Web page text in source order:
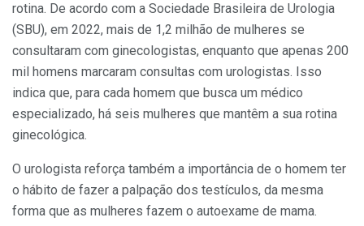
rotina. De acordo com a Sociedade Brasileira de Urologia
(SBU), em 2022, mais de 1,2 milhão de mulheres se
consultaram com ginecologistas, enquanto que apenas 200
mil homens marcaram consultas com urologistas. Isso
indica que, para cada homem que busca um médico
especializado, há seis mulheres que mantêm a sua rotina
ginecológica.
O urologista reforça também a importância de o homem ter
o hábito de fazer a palpação dos testículos, da mesma
forma que as mulheres fazem o autoexame de mama.